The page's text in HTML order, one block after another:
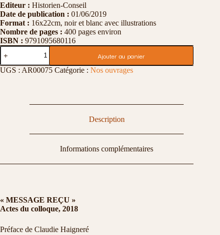
Editeur : Historien-Conseil
Date de publication : 01/06/2019
Format : 16x22cm, noir et blanc avec illustrations
Nombre de pages : 400 pages environ
ISBN : 9791095680116
quantité
de
Message
reçu
Ajouter au panier
UGS : AR00075 Catégorie : Nos ouvrages
Description
Informations complémentaires
« MESSAGE REÇU »
Actes du colloque, 2018
Préface de Claudie Haigneré